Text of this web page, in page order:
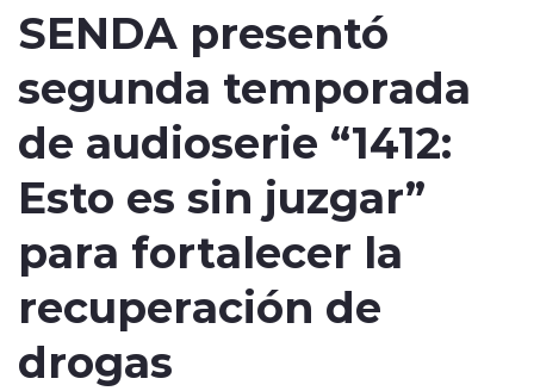
Regional
Internacional
SENDA presentó
segunda temporada
de audioserie “1412:
Esto es sin juzgar”
para fortalecer la
recuperación de
drogas